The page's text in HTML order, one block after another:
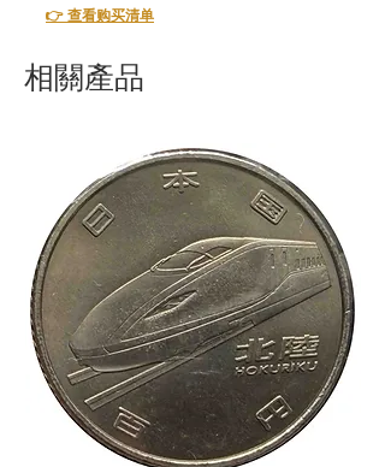
👉 查看购买清单
相關產品